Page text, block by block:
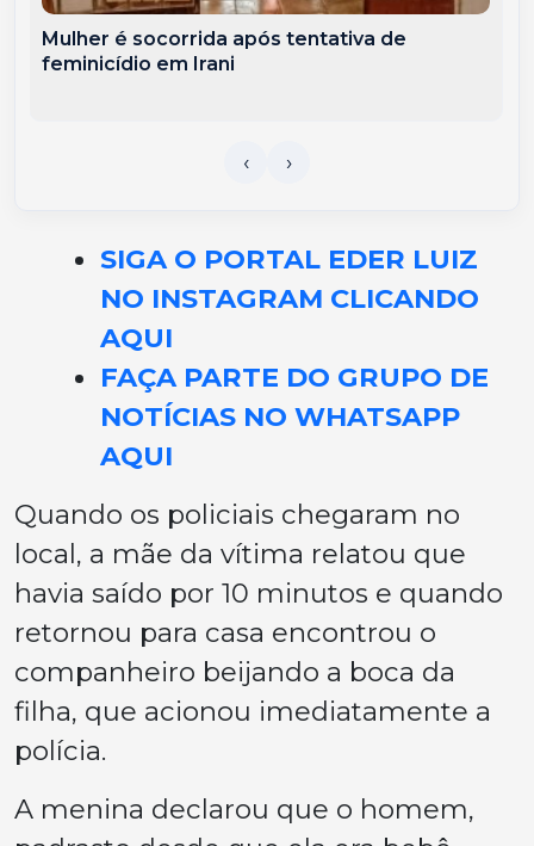
Mulher é socorrida após tentativa de
feminicídio em Irani
SIGA O PORTAL EDER LUIZ
NO INSTAGRAM CLICANDO
AQUI
FAÇA PARTE DO GRUPO DE
NOTÍCIAS NO WHATSAPP
AQUI
Quando os policiais chegaram no
local, a mãe da vítima relatou que
havia saído por 10 minutos e quando
retornou para casa encontrou o
companheiro beijando a boca da
filha, que acionou imediatamente a
polícia.
A menina declarou que o homem,